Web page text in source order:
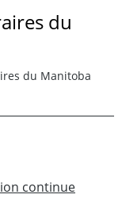
du
du Manitoba
continue